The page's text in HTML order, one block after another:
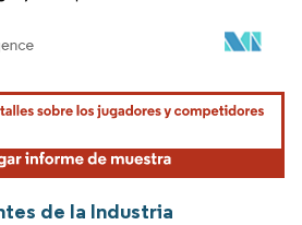
El uso requiere atribución según CC BY 4.0.
de la Industria